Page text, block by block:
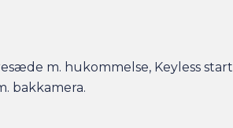
m. hukommelse, Keyless
bakkamera.